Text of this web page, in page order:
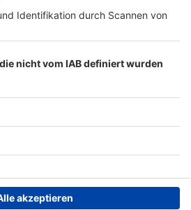
Datenschutz Impressum